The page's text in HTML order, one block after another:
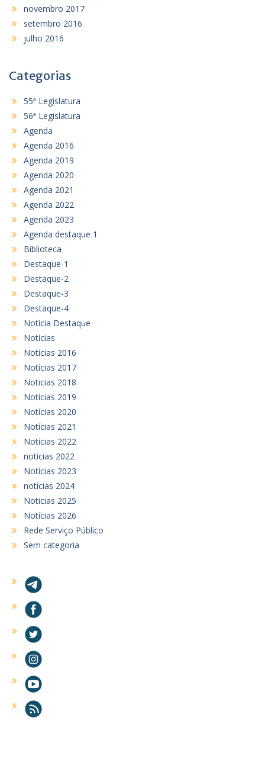
novembro 2017
setembro 2016
julho 2016
Categorias
55ª Legislatura
56ª Legislatura
Agenda
Agenda 2016
Agenda 2019
Agenda 2020
Agenda 2021
Agenda 2022
Agenda 2023
Agenda destaque 1
Biblioteca
Destaque-1
Destaque-2
Destaque-3
Destaque-4
Notícia Destaque
Notícias
Notícias 2016
Notícias 2017
Noticias 2018
Notícias 2019
Notícias 2020
Notícias 2021
Notícias 2022
noticias 2022
Notícias 2023
notícias 2024
Noticias 2025
Notícias 2026
Rede Serviço Público
Sem categoria